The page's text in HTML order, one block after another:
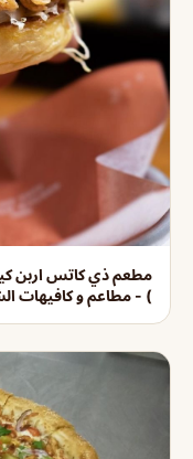
مطعم ذي كاتس اربن
) - مطاعم و كافيهات